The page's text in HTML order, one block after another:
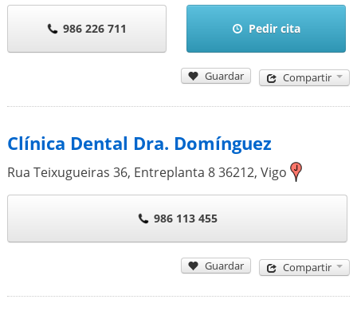
986 226 711 Pedir cita
Guardar Compartir
Clínica Dental Dra. Domínguez
Rua Teixugueiras 36, Entreplanta 836212, Vigo
986 113 455
Guardar Compartir